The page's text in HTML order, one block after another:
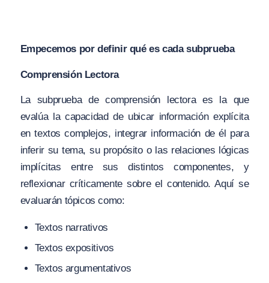
Empecemos por definir qué es cada subprueba
Comprensión Lectora
La subprueba de comprensión lectora es la que
evalúa la capacidad de ubicar información explícita
en textos complejos, integrar información de él para
inferir su tema, su propósito o las relaciones lógicas
implícitas entre sus distintos componentes, y
reflexionar críticamente sobre el contenido. Aquí se
evaluarán tópicos como:
Textos narrativos
Textos expositivos
Textos argumentativos